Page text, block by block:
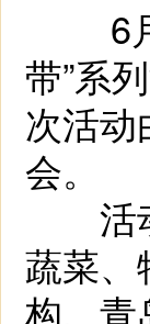
6月4
带”系
次活
会。
活动
蔬菜、
构、青